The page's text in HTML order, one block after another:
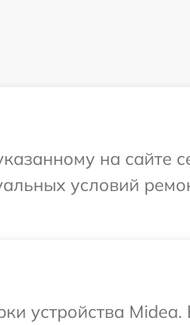
на сайте
условий
устройства Midea.